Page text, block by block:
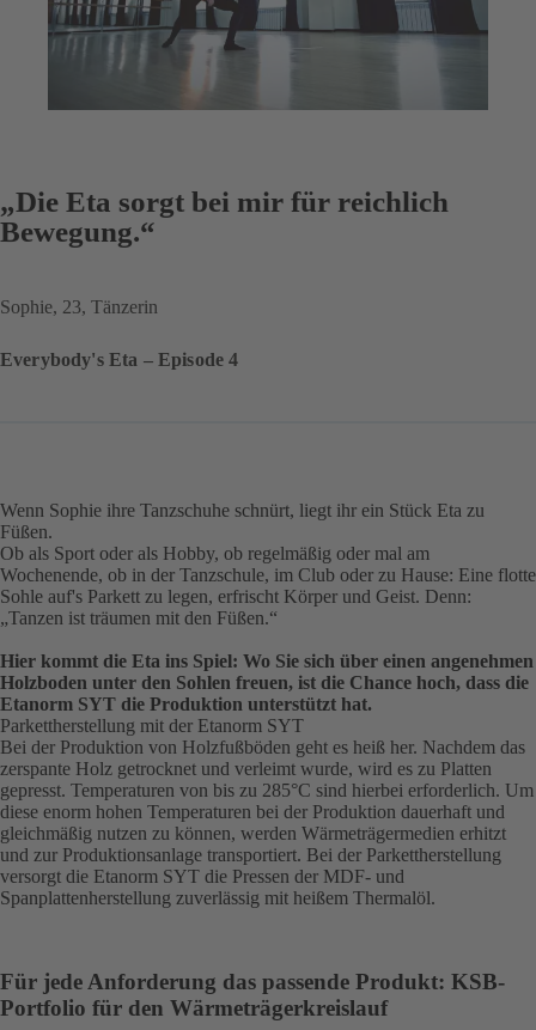
„Die Eta sorgt bei mir für reichlich
Bewegung.“
Sophie, 23, Tänzerin
Everybody's Eta – Episode 4
Wenn Sophie ihre Tanzschuhe schnürt, liegt ihr ein Stück Eta zu
Füßen.
Ob als Sport oder als Hobby, ob regelmäßig oder mal am
Wochenende, ob in der Tanzschule, im Club oder zu Hause: Eine flotte
Sohle auf's Parkett zu legen, erfrischt Körper und Geist. Denn:
„Tanzen ist träumen mit den Füßen.“
Hier kommt die Eta ins Spiel: Wo Sie sich über einen angenehmen
Holzboden unter den Sohlen freuen, ist die Chance hoch, dass die
Etanorm SYT die Produktion unterstützt hat.
Parkettherstellung mit der Etanorm SYT
Bei der Produktion von Holzfußböden geht es heiß her. Nachdem das
zerspante Holz getrocknet und verleimt wurde, wird es zu Platten
gepresst. Temperaturen von bis zu 285°C sind hierbei erforderlich. Um
diese enorm hohen Temperaturen bei der Produktion dauerhaft und
gleichmäßig nutzen zu können, werden Wärmeträgermedien erhitzt
und zur Produktionsanlage transportiert. Bei der Parkettherstellung
versorgt die Etanorm SYT die Pressen der MDF- und
Spanplattenherstellung zuverlässig mit heißem Thermalöl.
Für jede Anforderung das passende Produkt: KSB-
Portfolio für den Wärmeträgerkreislauf